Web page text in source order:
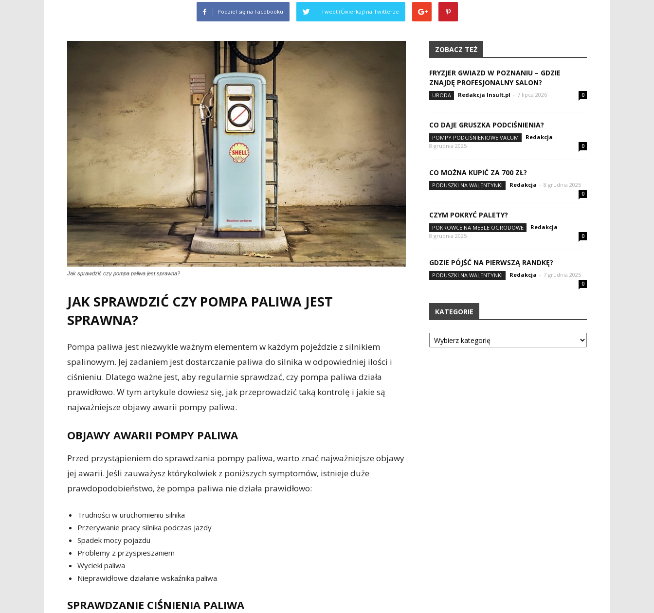
Podziel się na Facebooku Tweet (Ćwierkaj) na Twitterze
Jak sprawdzić czy pompa paliwa jest sprawna?
JAK SPRAWDZIĆ CZY POMPA PALIWA JEST
SPRAWNA?
Pompa paliwa jest niezwykle ważnym elementem w każdym pojeździe z silnikiem
spalinowym. Jej zadaniem jest dostarczanie paliwa do silnika w odpowiedniej ilości i
ciśnieniu. Dlatego ważne jest, aby regularnie sprawdzać, czy pompa paliwa działa
prawidłowo. W tym artykule dowiesz się, jak przeprowadzić taką kontrolę i jakie są
najważniejsze objawy awarii pompy paliwa.
OBJAWY AWARII POMPY PALIWA
Przed przystąpieniem do sprawdzania pompy paliwa, warto znać najważniejsze objawy
jej awarii. Jeśli zauważysz którykolwiek z poniższych symptomów, istnieje duże
prawdopodobieństwo, że pompa paliwa nie działa prawidłowo:
Trudności w uruchomieniu silnika
Przerywanie pracy silnika podczas jazdy
Spadek mocy pojazdu
Problemy z przyspieszaniem
Wycieki paliwa
Nieprawidłowe działanie wskaźnika paliwa
SPRAWDZANIE CIŚNIENIA PALIWA
ZOBACZ TEŻ
FRYZJER GWIAZD W POZNANIU – GDZIE
ZNAJDĘ PROFESJONALNY SALON?
URODA Redakcja Insult.pl - 7 lipca 2026 0
CO DAJE GRUSZKA PODCIŚNIENIA?
POMPY PODCIŚNIENIOWE VACUM Redakcja -
8 grudnia 2025
0
CO MOŻNA KUPIĆ ZA 700 ZŁ?
PODUSZKI NA WALENTYNKI Redakcja - 8 grudnia 2025
0
CZYM POKRYĆ PALETY?
POKROWCE NA MEBLE OGRODOWE Redakcja -
8 grudnia 2025
0
GDZIE PÓJŚĆ NA PIERWSZĄ RANDKĘ?
PODUSZKI NA WALENTYNKI Redakcja - 7 grudnia 2025
0
KATEGORIE
Kategorie